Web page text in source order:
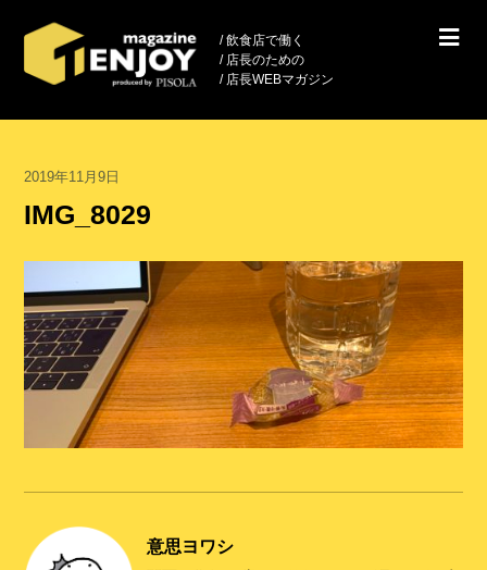
/ 飲食店で働く
/ 店長のための
/ 店長WEBマガジン
2019年11月9日
IMG_8029
意思ヨワシ